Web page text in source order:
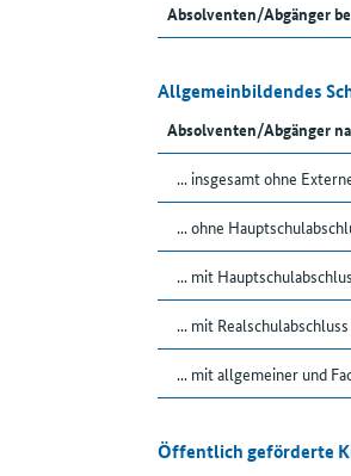
Absolventen/Abgänger
Allgemeinbildendes
Absolventen/Abgänger
... insgesamt ohne
... ohne
... mit
... mit Realschulabschluss
... mit allgemeiner und
Öffentlich geförderte